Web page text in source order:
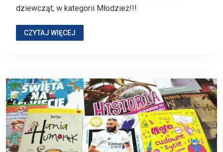
dziewcząt, w kategorii Młodzież!!!
CZYTAJ WIĘCEJ